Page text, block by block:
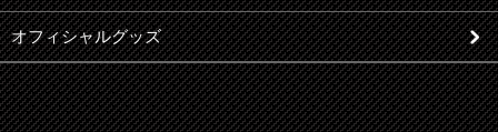
オフィシャルグッズ